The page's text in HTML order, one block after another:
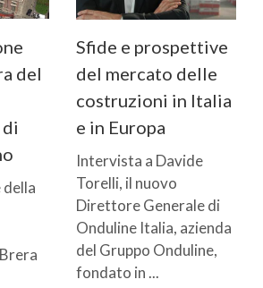
del
Sfide e prospettive
del mercato delle
costruzioni in Italia
e in Europa
Intervista a Davide
Torelli, il nuovo
Direttore Generale di
Onduline Italia, azienda
del Gruppo Onduline,
fondato in ...